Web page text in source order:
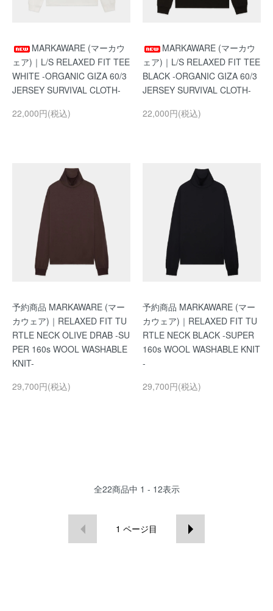
MARKAWARE (マーカウ
ェア)｜L/S RELAXED FIT TEE
WHITE -ORGANIC GIZA 60/3
JERSEY SURVIVAL CLOTH-
22,000円(税込)
MARKAWARE (マーカウ
ェア)｜L/S RELAXED FIT TEE
BLACK -ORGANIC GIZA 60/3
JERSEY SURVIVAL CLOTH-
22,000円(税込)
予約商品 MARKAWARE (マー
カウェア)｜RELAXED FIT TU
RTLE NECK OLIVE DRAB -SU
PER 160s WOOL WASHABLE
KNIT-
29,700円(税込)
予約商品 MARKAWARE (マー
カウェア)｜RELAXED FIT TU
RTLE NECK BLACK -SUPER
160s WOOL WASHABLE KNIT
-
29,700円(税込)
全22商品中 1 - 12表示
1 ページ目